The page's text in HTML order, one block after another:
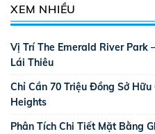
XEM NHIỀU
Vị Trí The Emerald River Park
Lái Thiêu
Chỉ Cần 70 Triệu Đồng Sở
Heights
Phân Tích Chi Tiết Mặt Bằng